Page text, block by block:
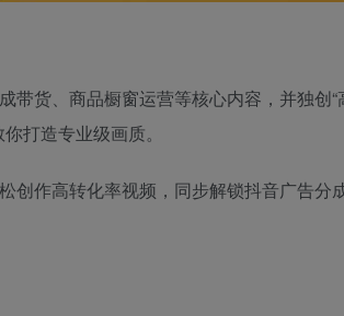
带货、商品橱窗运营等核心内容，并独创“
打造专业级画质。
创作高转化率视频，同步解锁抖音广告分